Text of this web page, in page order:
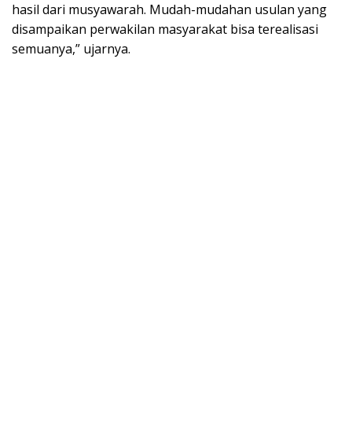
hasil dari musyawarah. Mudah-mudahan usulan yang
disampaikan perwakilan masyarakat bisa terealisasi
semuanya,” ujarnya.